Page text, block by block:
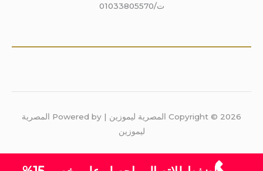
ت/01033805570
Copyright © 2026 المصرية ليموزين | Powered by المصرية
ليموزين